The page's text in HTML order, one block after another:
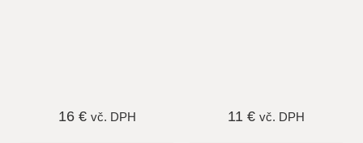
16 € vč. DPH 11 € vč. DPH